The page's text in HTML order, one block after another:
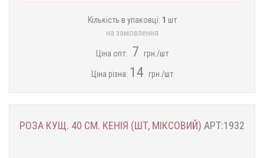
Кількість в упаковці: 1 шт
на замовлення
Ціна опт: 7 грн./шт
Ціна різна: 14 грн./шт
РОЗА КУЩ. 40 СМ. КЕНІЯ (ШТ, МІКСОВИЙ) АРТ:1932